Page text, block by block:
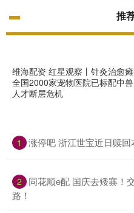
推
维海配资 红星观察丨针灸治愈瘫
全国2000家宠物医院已标配中
人才断层危机
1 涨停吧 浙江世宝近日赎
2
同花顺e配 国庆去矮寨！
路！